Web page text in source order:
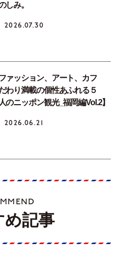
しみ。
2026.07.30
ァッション、アート、カフ
り満載の個性あふれる５
のニッポン観光_福岡編Vol.2】
2026.06.21
め記事